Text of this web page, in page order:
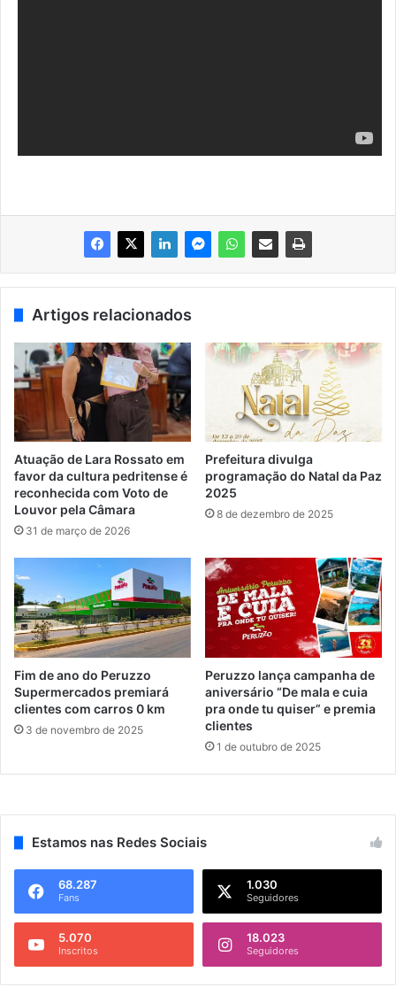
Artigos relacionados
Atuação de Lara Rossato em
favor da cultura pedritense é
reconhecida com Voto de
Louvor pela Câmara
31 de março de 2026
Prefeitura divulga
programação do Natal da Paz
2025
8 de dezembro de 2025
Fim de ano do Peruzzo
Supermercados premiará
clientes com carros 0 km
3 de novembro de 2025
Peruzzo lança campanha de
aniversário “De mala e cuia
pra onde tu quiser” e premia
clientes
1 de outubro de 2025
Estamos nas Redes Sociais
68.287
Fans
1.030
Seguidores
5.070
Inscritos
18.023
Seguidores